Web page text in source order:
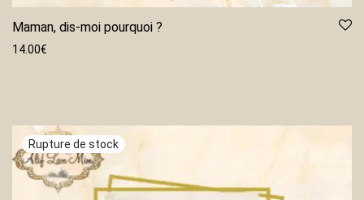
Maman, dis-moi pourquoi ?
14.00€